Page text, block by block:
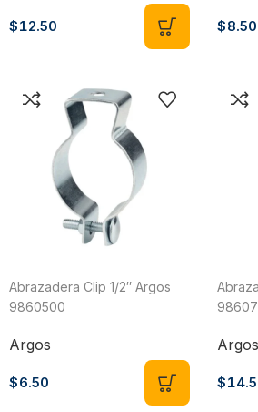
$12.50 $8.50
Abrazadera Clip 1/2″ Argos
9860500
Argos
$6.50
Argos
$